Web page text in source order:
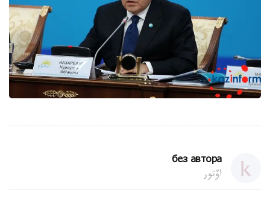
без автора
اۆتور